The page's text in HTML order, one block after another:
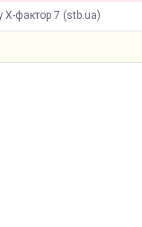
Х-фактор 7 (stb.ua)